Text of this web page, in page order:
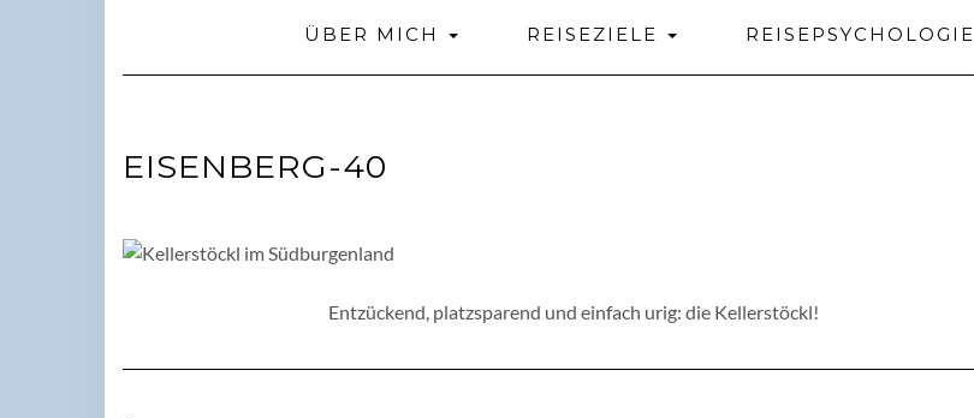
ÜBER MICH REISEZIELE REISEPSYCHOLOGIE
EISENBERG-40
Entzückend, platzsparend und einfach urig: die Kellerstöckl!